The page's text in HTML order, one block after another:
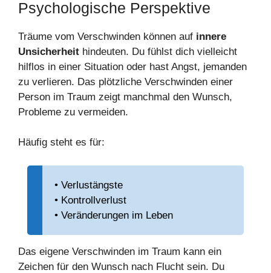
Psychologische Perspektive
Träume vom Verschwinden können auf innere
Unsicherheit hindeuten. Du fühlst dich vielleicht
hilflos in einer Situation oder hast Angst, jemanden
zu verlieren. Das plötzliche Verschwinden einer
Person im Traum zeigt manchmal den Wunsch,
Probleme zu vermeiden.
Häufig steht es für:
• Verlustängste
• Kontrollverlust
• Veränderungen im Leben
Das eigene Verschwinden im Traum kann ein
Zeichen für den Wunsch nach Flucht sein. Du